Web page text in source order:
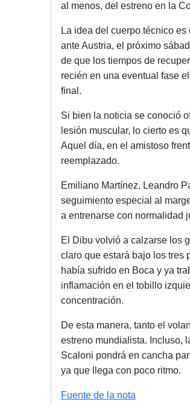
al menos, del estreno en la
La idea del cuerpo técnico
ante Austria, el próximo
de que los tiempos de
recién en una eventual fase
final.
Si bien la noticia se conoció
lesión muscular, lo cierto es
Aquel día, en el amistoso
reemplazado.
Emiliano Martínez, Leandro
seguimiento especial al
a entrenarse con normalidad
El Dibu volvió a calzarse los
claro que estará bajo los tres
había sufrido en Boca y ya
inflamación en el tobillo
concentración.
De esta manera, tanto el
estreno mundialista. Incluso,
Scaloni pondrá en cancha
ya que llega con poco ritmo.
Fuente de la nota